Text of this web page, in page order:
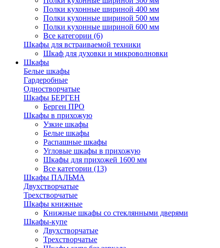
Полки кухонные шириной 400 мм
Полки кухонные шириной 500 мм
Полки кухонные шириной 600 мм
Все категории (6)
Шкафы для встраиваемой техники
Шкаф для духовки и микроволновки
Шкафы
Белые шкафы
Гардеробные
Одностворчатые
Шкафы БЕРГЕН
Берген ПРО
Шкафы в прихожую
Узкие шкафы
Белые шкафы
Распашные шкафы
Угловые шкафы в прихожую
Шкафы для прихожей 1600 мм
Все категории (13)
Шкафы ПАЛЬМА
Двухстворчатые
Трехстворчатые
Шкафы книжные
Книжные шкафы со стеклянными дверями
Шкафы-купе
Двухстворчатые
Трехстворчатые